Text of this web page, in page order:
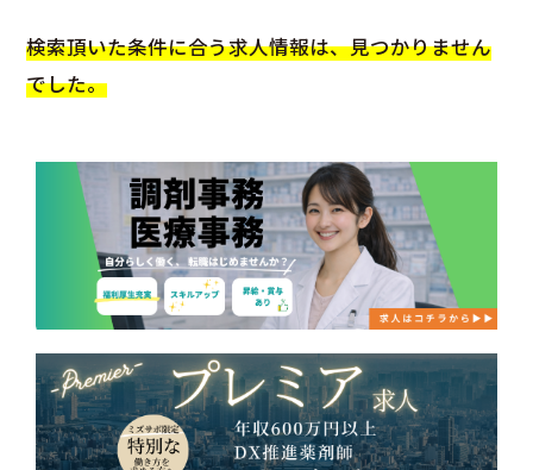
検索頂いた条件に合う求人情報は、見つかりません
でした。